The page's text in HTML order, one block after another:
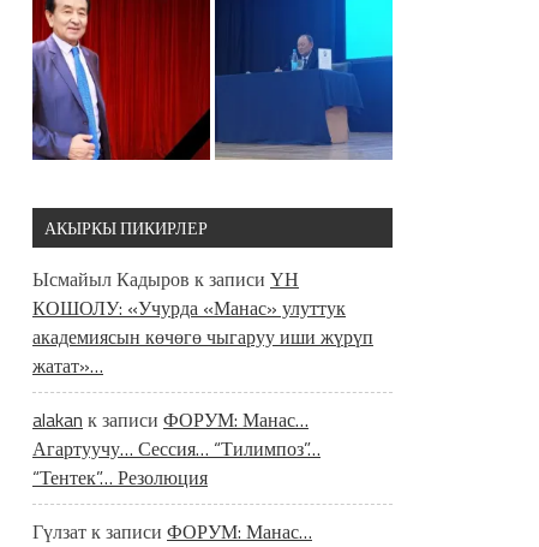
АКЫРКЫ ПИКИРЛЕР
Ысмайыл Кадыров к записи ҮН
КОШОЛУ: «Учурда «Манас» улуттук
академиясын көчөгө чыгаруу иши жүрүп
жатат»…
alakan к записи ФОРУМ: Манас…
Агартуучу… Сессия… “Тилимпоз”…
“Тентек”… Резолюция
Гүлзатк записи ФОРУМ: Манас…